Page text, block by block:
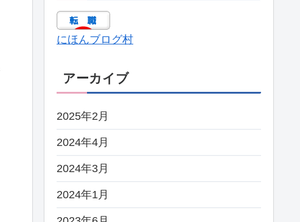
にほんブログ村
アーカイブ
2025年2月
2024年4月
2024年3月
2024年1月